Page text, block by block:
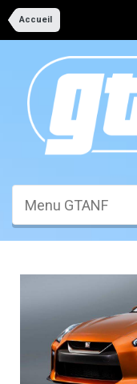
Accueil
Menu GTANF